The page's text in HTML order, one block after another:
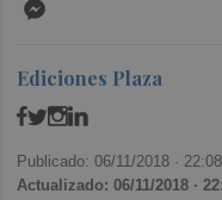
Ediciones Plaza
Publicado: 06/11/2018 · 22:08
Actualizado: 06/11/2018 ·